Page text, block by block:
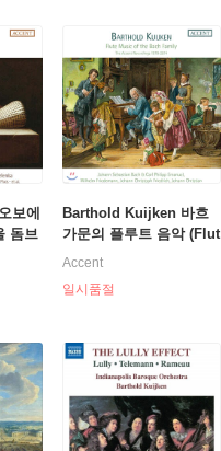
보에
돔브
Barthold Kuijken 바흐
가문의 플루트 음악 (Flut
e Music of the Bach Fa
Accent
일시품절